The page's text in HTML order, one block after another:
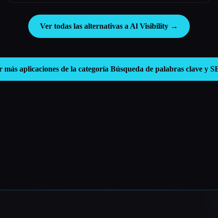
Ver todas las alternativas a Al Visibility →
más aplicaciones de la categoría Búsqueda de palabras clave y